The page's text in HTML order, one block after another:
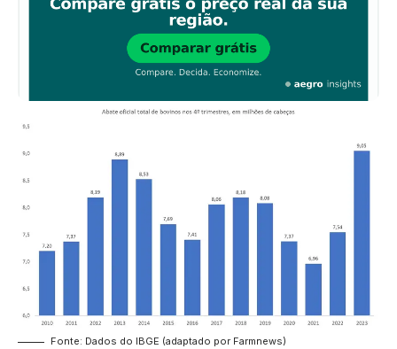
Fonte: Dados do IBGE (adaptado por Farmnews)